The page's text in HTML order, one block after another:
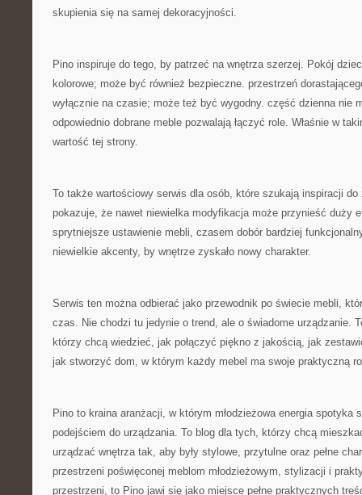
skupienia się na samej dekoracyjności.
Pino inspiruje do tego, by patrzeć na wnętrza szerzej. Pokój
kolorowe; może być również bezpieczne. przestrzeń
wyłącznie na czasie; może też być wygodny. część dzienna nie
odpowiednio dobrane meble pozwalają łączyć role. Właśnie w
wartość tej strony.
To także wartościowy serwis dla osób, które szukają inspiracji
pokazuje, że nawet niewielka modyfikacja może przynieść duży
sprytniejsze ustawienie mebli, czasem dobór bardziej
niewielkie akcenty, by wnętrze zyskało nowy charakter.
Serwis ten można odbierać jako przewodnik po świecie mebli,
czas. Nie chodzi tu jedynie o trend, ale o świadome urządzanie.
którzy chcą wiedzieć, jak połączyć piękno z jakością, jak
jak stworzyć dom, w którym każdy mebel ma swoje praktyczną
Pino to kraina aranżacji, w którym młodzieżowa energia spotyka
podejściem do urządzania. To blog dla tych, którzy chcą
urządzać wnętrza tak, aby były stylowe, przytulne oraz pełne
przestrzeni poświęconej meblom młodzieżowym, stylizacji i
przestrzeni, to Pino jawi się jako miejsce pełne praktycznych